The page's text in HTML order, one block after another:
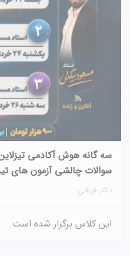
سه گانه هوش آکادمی
سوالات چالشی آزمون های
و دکترقربانی
دکتر قربانی
این کلاس برگزار شده است